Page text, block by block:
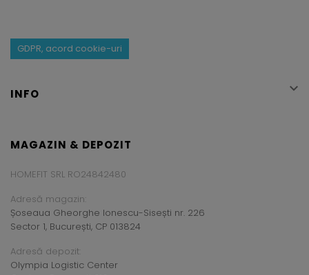
GDPR, acord cookie-uri
INFO 
MAGAZIN & DEPOZIT
HOMEFIT SRL RO24842480
Adresă magazin:
Șoseaua Gheorghe Ionescu-Sisești nr. 226
Sector 1, București, CP 013824
Adresă depozit:
Olympia Logistic Center